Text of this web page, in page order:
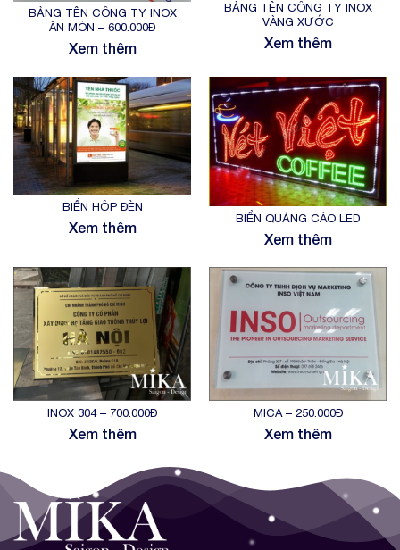
BẢNG TÊN CÔNG TY INOX
ĂN MÒN – 600.000Đ
Xem thêm
BẢNG TÊN CÔNG TY INOX
VÀNG XƯỚC
Xem thêm
BIỂN HỘP ĐÈN
Xem thêm
BIỂN QUẢNG CÁO LED
Xem thêm
INOX 304 – 700.000Đ
Xem thêm
MICA – 250.000Đ
Xem thêm